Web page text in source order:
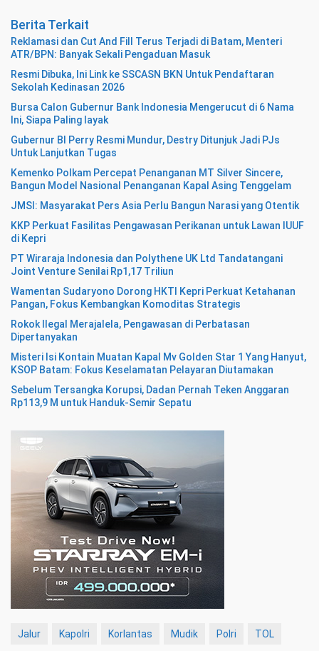
Berita Terkait
Reklamasi dan Cut And Fill Terus Terjadi di Batam, Menteri
ATR/BPN: Banyak Sekali Pengaduan Masuk
Resmi Dibuka, Ini Link ke SSCASN BKN Untuk Pendaftaran
Sekolah Kedinasan 2026
Bursa Calon Gubernur Bank Indonesia Mengerucut di 6 Nama
Ini, Siapa Paling layak
Gubernur BI Perry Resmi Mundur, Destry Ditunjuk Jadi PJs
Untuk Lanjutkan Tugas
Kemenko Polkam Percepat Penanganan MT Silver Sincere,
Bangun Model Nasional Penanganan Kapal Asing Tenggelam
JMSI: Masyarakat Pers Asia Perlu Bangun Narasi yang Otentik
KKP Perkuat Fasilitas Pengawasan Perikanan untuk Lawan IUUF
di Kepri
PT Wiraraja Indonesia dan Polythene UK Ltd Tandatangani
Joint Venture Senilai Rp1,17 Triliun
Wamentan Sudaryono Dorong HKTI Kepri Perkuat Ketahanan
Pangan, Fokus Kembangkan Komoditas Strategis
Rokok Ilegal Merajalela, Pengawasan di Perbatasan
Dipertanyakan
Misteri Isi Kontain Muatan Kapal Mv Golden Star 1 Yang Hanyut,
KSOP Batam: Fokus Keselamatan Pelayaran Diutamakan
Sebelum Tersangka Korupsi, Dadan Pernah Teken Anggaran
Rp113,9 M untuk Handuk-Semir Sepatu
Jalur Kapolri Korlantas Mudik Polri TOL